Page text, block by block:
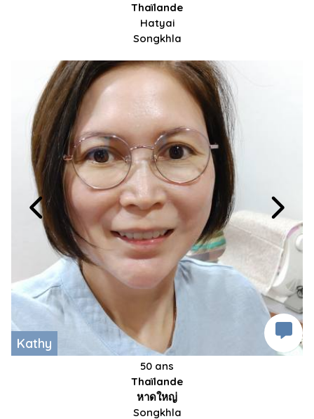
Thaïlande
Hatyai
Songkhla
Kathy
50 ans
Thaïlande
หาดใหญ่
Songkhla